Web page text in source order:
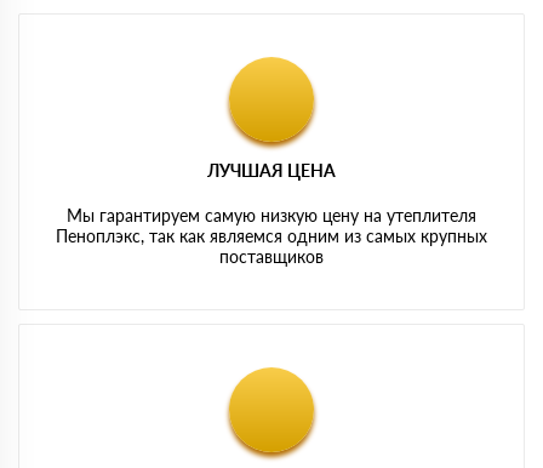
ЛУЧШАЯ ЦЕНА
Мы гарантируем самую низкую цену на утеплителя
Пеноплэкс, так как являемся одним из самых крупных
поставщиков